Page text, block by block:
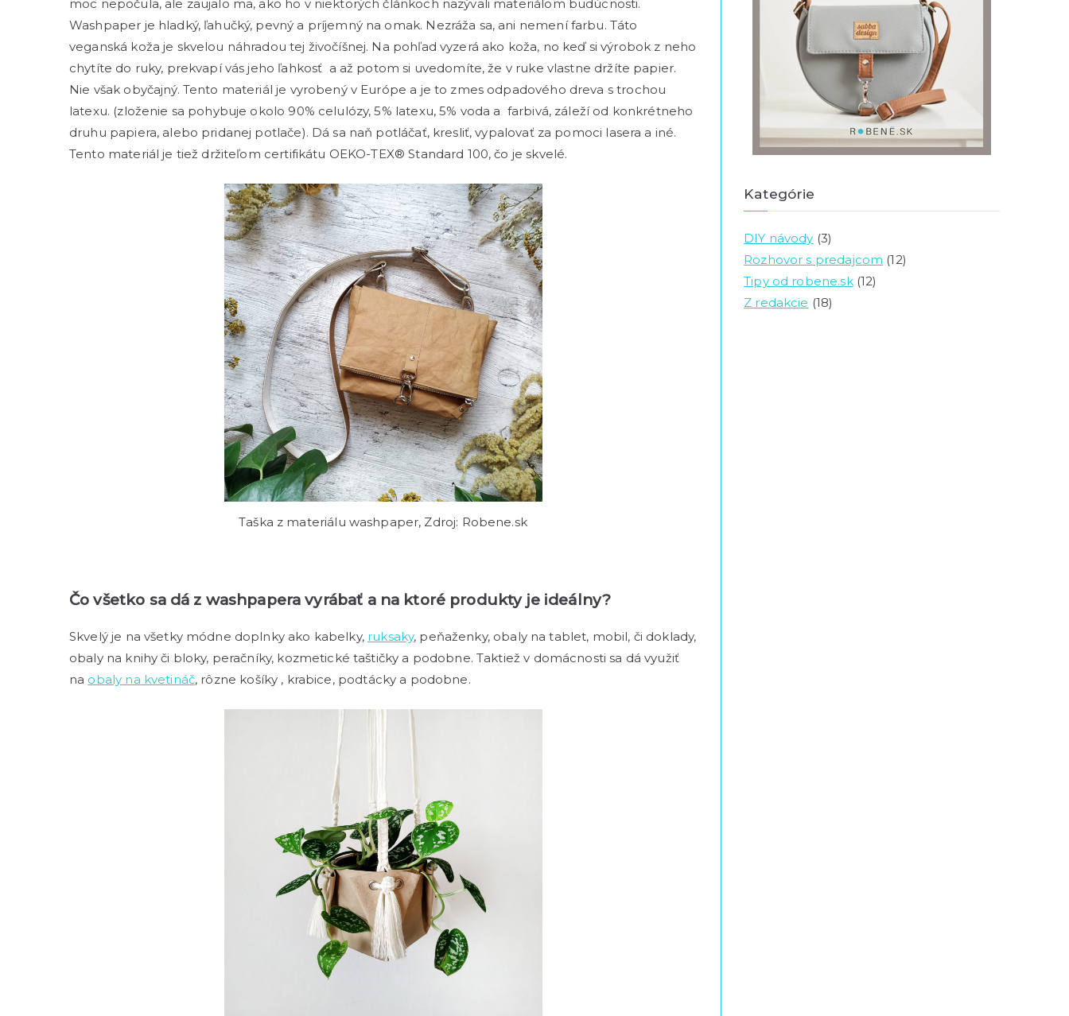
moc nepočula, ale zaujalo ma, ako ho v niektorých článkoch nazývali materiálom budúcnosti.
Washpaper je hladký, ľahučký, pevný a príjemný na omak. Nezráža sa, ani nemení farbu. Táto
veganská koža je skvelou náhradou tej živočíšnej. Na pohľad vyzerá ako koža, no keď si výrobok z neho
chytíte do ruky, prekvapí vás jeho ľahkosť a až potom si uvedomíte, že v ruke vlastne držíte papier.
Nie však obyčajný. Tento materiál je vyrobený v Európe a je to zmes odpadového dreva s trochou
latexu. (zloženie sa pohybuje okolo 90% celulózy, 5% latexu, 5% voda a farbivá, záleží od konkrétneho
druhu papiera, alebo pridanej potlače). Dá sa naň potláčať, kresliť, vypalovať za pomoci lasera a iné.
Tento materiál je tiež držiteľom certifikátu OEKO-TEX® Standard 100, čo je skvelé.
Taška z materiálu washpaper, Zdroj: Robene.sk
Čo všetko sa dá z washpapera vyrábať a na ktoré produkty je ideálny?
Skvelý je na všetky módne doplnky ako kabelky, ruksaky, peňaženky, obaly na tablet, mobil, či doklady,
obaly na knihy či bloky, peračníky, kozmetické taštičky a podobne. Taktiež v domácnosti sa dá využiť
na obaly na kvetináč, rôzne košíky , krabice, podtácky a podobne.
Kategórie
DIY návody (3)
Rozhovor s predajcom (12)
Tipy od robene.sk(12)
Z redakcie (18)